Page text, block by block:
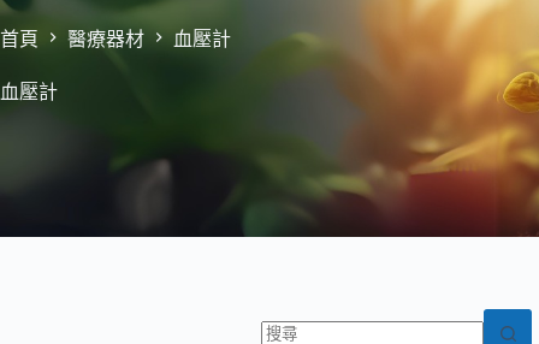
首頁 醫療器材 血壓計
血壓計